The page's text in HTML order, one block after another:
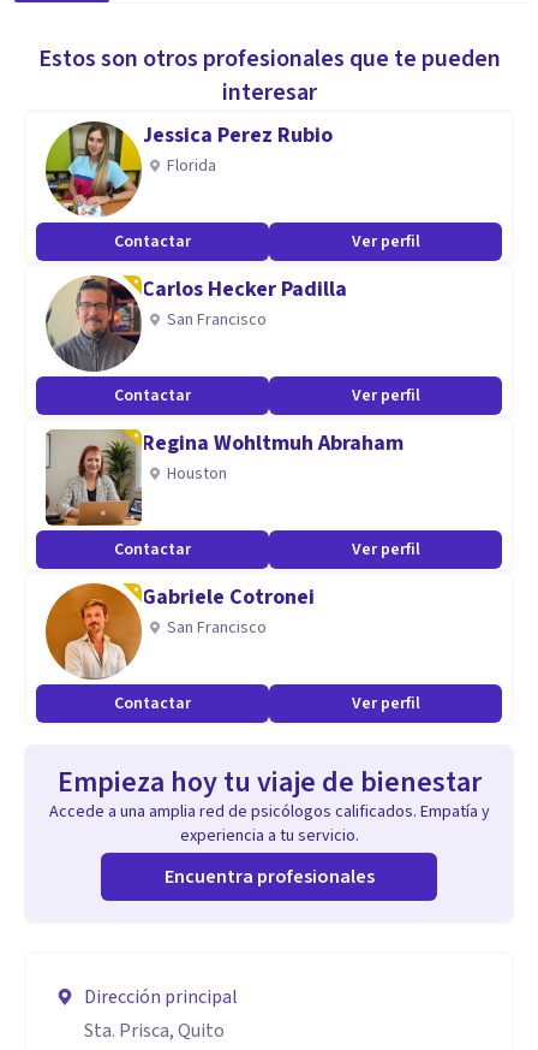
Estos son otros profesionales que te pueden
interesar
Jessica Perez Rubio
Florida
Contactar Ver perfil
Carlos Hecker Padilla
San Francisco
Contactar Ver perfil
Regina Wohltmuh Abraham
Houston
Contactar Ver perfil
Gabriele Cotronei
San Francisco
Contactar Ver perfil
Empieza hoy tu viaje de bienestar
Accede a una amplia red de psicólogos calificados. Empatía y
experiencia a tu servicio.
Encuentra profesionales
Dirección principal
Sta. Prisca, Quito